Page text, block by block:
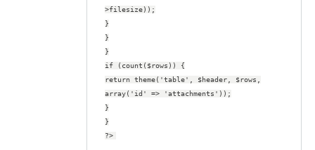
>filesize));
}
}
}
if (count($rows)) {
return theme('table', $header, $rows,
array('id' => 'attachments'));
}
}
?>